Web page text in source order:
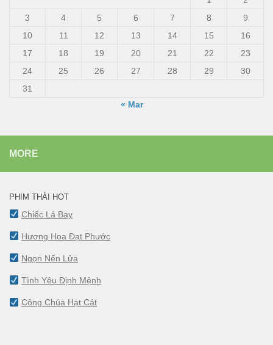
3
4 5 6 7 8
9
10
11 12 13 14 15
16
17
18 19 20 21 22
23
24
25 26 27 28 29
30
31
« Mar
MORE
PHIM THÁI HOT
Chiếc Lá Bay
Hương Hoa Đạt Phước
Ngọn Nến Lửa
Tình Yêu Định Mệnh
Công Chúa Hạt Cát